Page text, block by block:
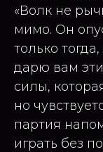
«Волк не
мимо. Он
только
дарю вам
силы,
но
партия
играть без